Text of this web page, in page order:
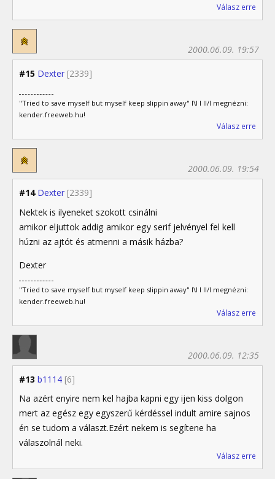
Válasz erre
#15 Dexter [2339]
2000.06.09. 19:57
"Tried to save myself but myself keep slippin away" I\I I II/I megnézni:
kender.freeweb.hu!
Válasz erre
#14 Dexter [2339]
2000.06.09. 19:54
Nektek is ilyeneket szokott csinálni
amikor eljuttok addig amikor egy serif jelvényel fel kell
húzni az ajtót és atmenni a másik házba?
Dexter
"Tried to save myself but myself keep slippin away" I\I I II/I megnézni:
kender.freeweb.hu!
Válasz erre
#13 b1114 [6]
2000.06.09. 12:35
Na azért enyire nem kel hajba kapni egy ijen kiss dolgon
mert az egész egy egyszerű kérdéssel indult amire sajnos
én se tudom a választ.Ezért nekem is segítene ha
válaszolnál neki.
Válasz erre